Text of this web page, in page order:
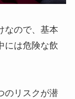
なので、基本
には危険な飲
のリスクが潜